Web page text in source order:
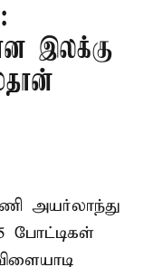
இலக்கு
அயர்லாந்து
போட்டிகள்